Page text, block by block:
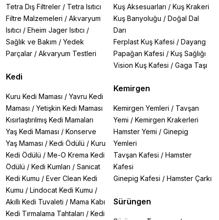
🔹 Beeztees Bakım Makasları– Tüy inceltme,
burun/kulak düzeltme için özel tasarım.
Wahl Süper İnce Dişli Bıçak
– Hassas kesim için
profesyonel çözüm.
🔹 M-Pets Pati & Burun Özel Tıraş Makinesi–
Sıkışmadan güvenli tıraş
Köpeğinizin tüy tipine uygun makine/makas seçin.
Uzun tüyler için
Makineyi şarj edin ve test edin.
Ciltte tahriş olmaması için
uygun bıçak ayarınıseçin.
Tüyleri tarayarak düzeltin.
Karışıkları açın, tıraşa hazırlayın.
Tüyleri makineyle kademeli olarak kısaltın.
Ani hareketlerden kaçının, köpeği sakinleştirin.
Burun, kulak, pati gibi hassas bölgeler için özel
makas kullanın.
Sık Sorulan Sorular (SSS)
❓ Köpek tıraş makinesi nasıl seçilir?
→Tüy uzunluğuna göre ayarlanabilir bıçaklı, sessiz
Tetra Dış Filtreler / Tetra Isıtıcı
Filtre Malzemeleri / Akvaryum
Isıtıcı / Eheim Jager Isıtıcı /
Sağlık ve Bakım / Yedek
Parçalar / Akvaryum Testleri
Kedi
Kuru Kedi Maması / Yavru Kedi
Maması / Yetişkin Kedi Maması
Kısırlaştırılmış Kedi Mamaları
Yaş Kedi Maması / Konserve
Yaş Maması / Kedi Ödülü / Kuru
Kedi Ödülü / Me-O Krema Kedi
Ödülü / Kedi Kumları / Sanicat
Kedi Kumu / Ever Clean Kedi
Kumu / Lindocat Kedi Kumu /
Akıllı Kedi Tuvaleti / Mama Kabı
Kedi Tırmalama Tahtaları / Kedi
Kuş Aksesuarları / Kuş Krakeri
Kuş Banyoluğu / Doğal Dal
Darı
Ferplast Kuş Kafesi / Dayang
Papağan Kafesi / Kuş Sağlığı
Vision Kuş Kafesi / Gaga Taşı
Kemirgen
Kemirgen Yemleri / Tavşan
Yemi / Kemirgen Krakerleri
Hamster Yemi / Ginepig
Yemleri
Tavşan Kafesi / Hamster
Kafesi
Ginepig Kafesi / Hamster Çarkı
Sürüngen